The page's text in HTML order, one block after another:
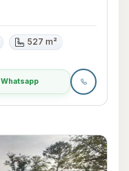
527 m²
Whatsapp